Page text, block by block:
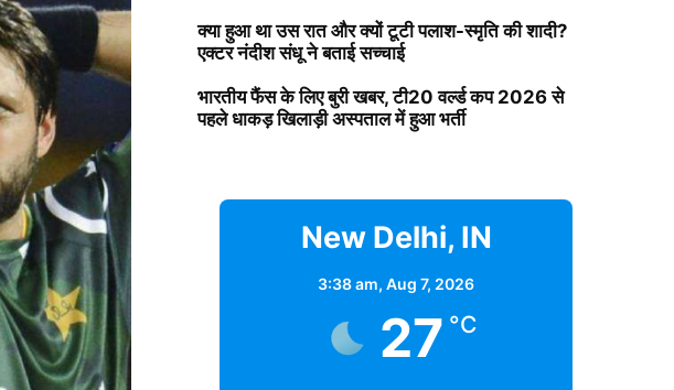
क्या हुआ था उस रात और क्यों टूटी पलाश-स्मृति की शादी?
एक्टर नंदीश संधू ने बताई सच्चाई
भारतीय फैंस के लिए बुरी खबर, टी20 वर्ल्ड कप 2026 से
पहले धाकड़ खिलाड़ी अस्पताल में हुआ भर्ती
New Delhi, IN
3:38 am, Aug 7, 2026
27 °C